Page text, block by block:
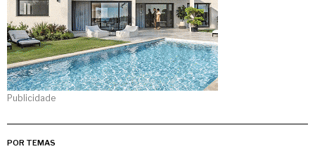
Publicidade
POR TEMAS